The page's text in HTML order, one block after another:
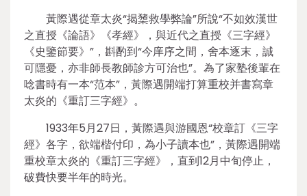
黃際遇從章太炎“揭橥救學弊論”所說“不如效漢世
之直授《論語》《孝經》，與近代之直授《三字經》
《史鑒節要》”，斟酌到“今庠序之間，舍本逐末，誠
可隱憂，亦非師長教師診方可治也”。為了家塾後輩在
唸書時有一本“范本”，黃際遇開端打算重校并書寫章
太炎的《重訂三字經》。
1933年5月27日，黃際遇與游國恩“校章訂《三字
經》各字，欲端楷付印，為小子讀本也”，黃際遇開端
重校章太炎的《重訂三字經》，直到12月中旬停止，
破費快要半年的時光。